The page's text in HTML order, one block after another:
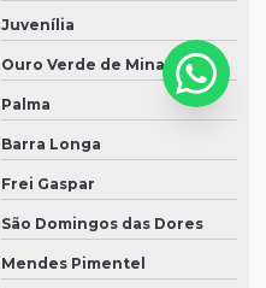
Juvenília
Ouro Verde de Minas
Palma
Barra Longa
Frei Gaspar
São Domingos das Dores
Mendes Pimentel